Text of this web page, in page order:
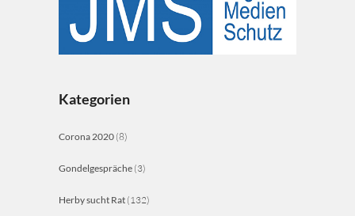
Kategorien
Corona 2020 (8)
Gondelgespräche (3)
Herby sucht Rat (132)